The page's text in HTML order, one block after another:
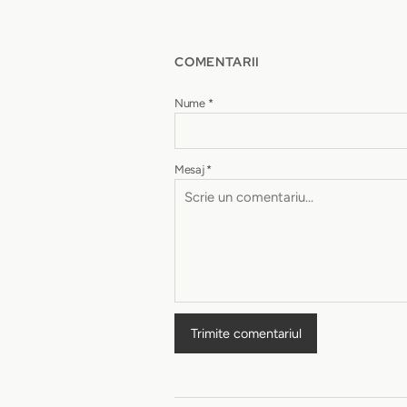
COMENTARII
Nume *
Mesaj *
Trimite comentariul